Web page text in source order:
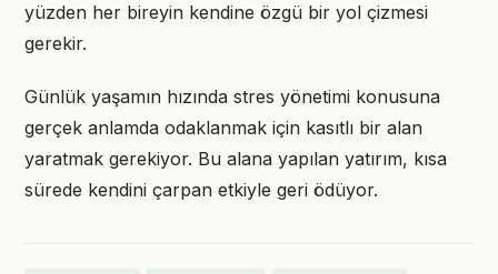
yüzden her bireyin kendine özgü bir yol çizmesi
gerekir.
Günlük yaşamın hızında stres yönetimi konusuna
gerçek anlamda odaklanmak için kasıtlı bir alan
yaratmak gerekiyor. Bu alana yapılan yatırım, kısa
sürede kendini çarpan etkiyle geri ödüyor.